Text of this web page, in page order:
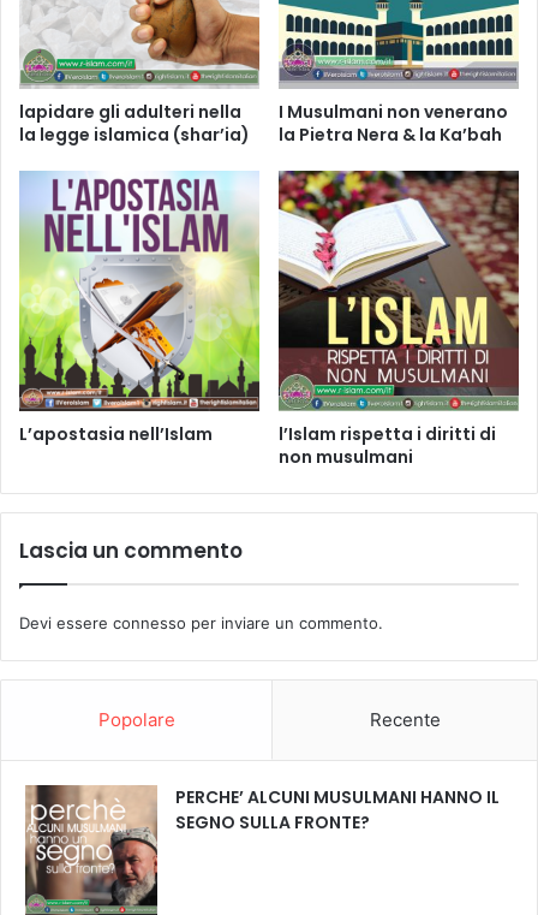
lapidare gli adulteri nella
la legge islamica (shar’ia)
I Musulmani non venerano
la Pietra Nera & la Ka’bah
L’apostasia nell’Islam
l’Islam rispetta i diritti di
non musulmani
Lascia un commento
Devi essere connesso per inviare un commento.
Popolare Recente
PERCHE’ ALCUNI MUSULMANI HANNO IL
SEGNO SULLA FRONTE?